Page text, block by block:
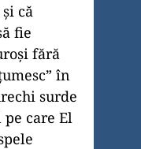
că
fie
fără
în
surde
pe care El